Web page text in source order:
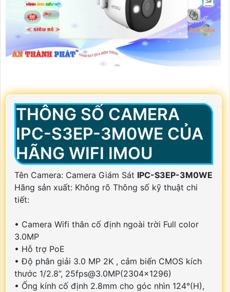
THÔNG SỐ CAMERA
IPC-S3EP-3M0WE CỦA
HÃNG WIFI IMOU
Tên Camera: Camera Giám Sát IPC-S3EP-3M0WE
Hãng sản xuất: Không rõ Thông số kỹ thuật chi
tiết:
• Camera Wifi thân cố định ngoài trời Full color
3.0MP
• Hỗ trợ PoE
• Độ phân giải 3.0 MP 2K , cảm biến CMOS kích
thước 1/2.8”, 25fps@3.0MP(2304x1296)
• Ống kính cố định 2.8mm cho góc nhìn 124°(H),